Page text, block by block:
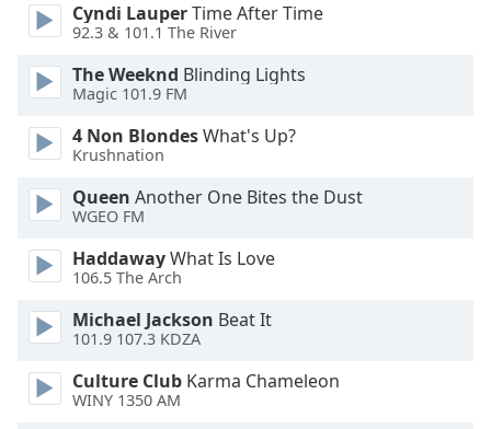
Text
Style
Done
Close
Dialog
End
dialog
window.
Cyndi LauperTime After Time
92.3 & 101.1 The River
The Weeknd Blinding Lights
Magic 101.9 FM
4 Non BlondesWhat's Up?
Krushnation
Queen Another One Bites the Dust
WGEO FM
HaddawayWhat Is Love
106.5 The Arch
Michael Jackson Beat It
101.9 107.3 KDZA
Culture Club Karma Chameleon
WINY 1350 AM